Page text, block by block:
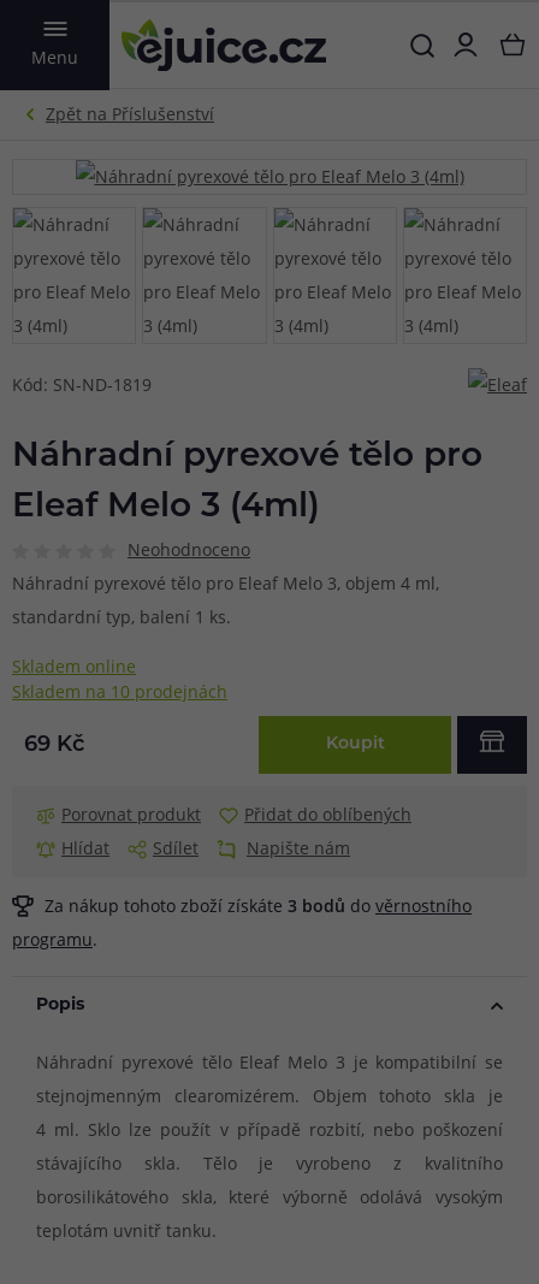
Menu
VYHLEDAT
Kód: SN-ND-1819
Náhradní pyrexové tělo pro
Eleaf Melo 3 (4ml)
Neohodnoceno
Náhradní pyrexové tělo pro Eleaf Melo 3, objem 4 ml,
standardní typ, balení 1 ks.
Skladem online
Skladem na 10 prodejnách
69 Kč Koupit
Porovnat produkt
Přidat do oblíbených
Hlídat
Sdílet Napište nám
Za nákup tohoto zboží získáte 3 bodů do věrnostního
programu.
Popis
Náhradní pyrexové tělo Eleaf Melo 3 je kompatibilní se
stejnojmenným clearomizérem. Objem tohoto skla je
4 ml. Sklo lze použít v případě rozbití, nebo poškození
stávajícího skla. Tělo je vyrobeno z kvalitního
borosilikátového skla, které výborně odolává vysokým
teplotám uvnitř tanku.